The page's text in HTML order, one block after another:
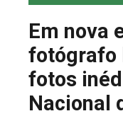
FALE CONOSCO
Em nova
fotógrafo
fotos
Nacional